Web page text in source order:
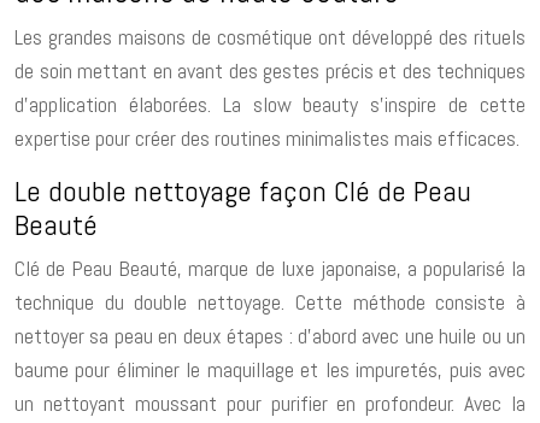
Les grandes maisons de cosmétique ont développé des rituels
de soin mettant en avant des gestes précis et des techniques
d’application élaborées. La slow beauty s’inspire de cette
expertise pour créer des routines minimalistes mais efficaces.
Le double nettoyage façon Clé de Peau
Beauté
Clé de Peau Beauté, marque de luxe japonaise, a popularisé la
technique du double nettoyage. Cette méthode consiste à
nettoyer sa peau en deux étapes : d’abord avec une huile ou un
baume pour éliminer le maquillage et les impuretés, puis avec
un nettoyant moussant pour purifier en profondeur. Avec la